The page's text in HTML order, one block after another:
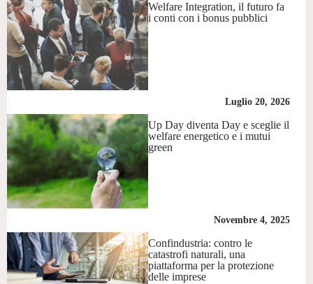
Welfare Integration, il futuro fa
i conti con i bonus pubblici
Luglio 20, 2026
Up Day diventa Day e sceglie il
welfare energetico e i mutui
green
Novembre 4, 2025
Confindustria: contro le
catastrofi naturali, una
piattaforma per la protezione
delle imprese